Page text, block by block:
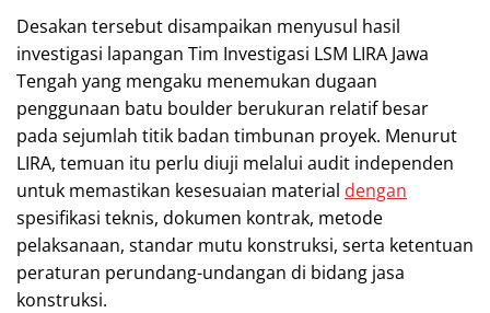
Desakan tersebut disampaikan menyusul hasil
investigasi lapangan Tim Investigasi LSM LIRA Jawa
Tengah yang mengaku menemukan dugaan
penggunaan batu boulder berukuran relatif besar
pada sejumlah titik badan timbunan proyek. Menurut
LIRA, temuan itu perlu diuji melalui audit independen
untuk memastikan kesesuaian material dengan
spesifikasi teknis, dokumen kontrak, metode
pelaksanaan, standar mutu konstruksi, serta ketentuan
peraturan perundang-undangan di bidang jasa
konstruksi.